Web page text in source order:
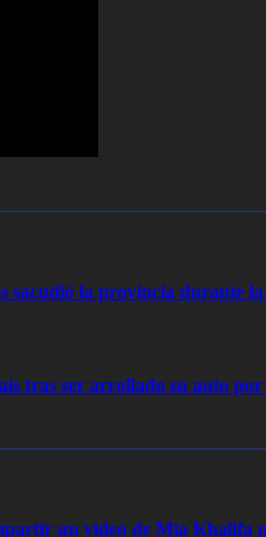
sacudió la provincia durante
tras ser arrollado su auto
un video de Mia Khalifa